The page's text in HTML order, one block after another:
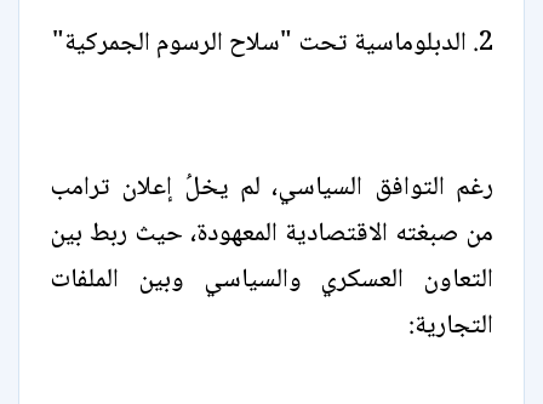
2. الدبلوماسية تحت "سلاح الرسوم الجمركية"
رغم التوافق السياسي، لم يخلُ إعلان ترامب
من صبغته الاقتصادية المعهودة، حيث ربط بين
التعاون العسكري والسياسي وبين الملفات
التجارية: